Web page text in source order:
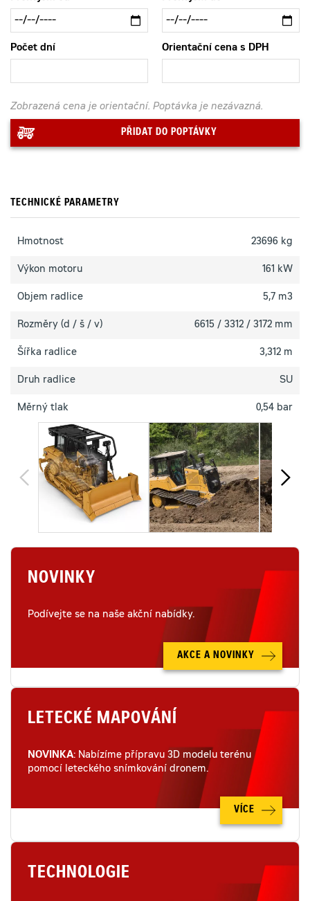
Počet dní Orientační cena s DPH
Zobrazená cena je orientační. Poptávka je nezávazná.
PŘIDAT DO POPTÁVKY
TECHNICKÉ PARAMETRY
Hmotnost 23696 kg
Výkon motoru 161 kW
Objem radlice 5,7 m3
Rozměry (d / š / v) 6615 / 3312 / 3172 mm
Šířka radlice 3,312 m
Druh radlice SU
Měrný tlak 0,54 bar
NOVINKY
Podívejte se na naše akční nabídky.
AKCE A NOVINKY
LETECKÉ MAPOVÁNÍ
NOVINKA: Nabízíme přípravu 3D modelu terénu
pomocí leteckého snímkování dronem.
VÍCE
TECHNOLOGIE